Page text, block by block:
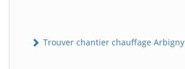
Trouver chantier chauffage Arbigny